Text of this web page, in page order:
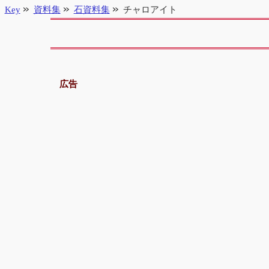
広告
Key 資料集 石資料集 チャロアイト